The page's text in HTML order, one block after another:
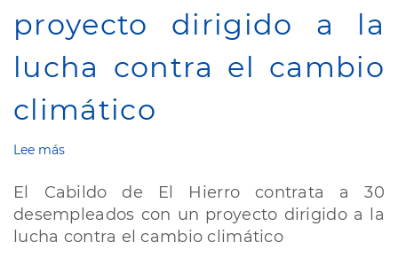
proyecto dirigido a la
lucha contra el cambio
climático
Lee más
de
El
Hierro
contrata
El Cabildo de El Hierro contrata a 30
desempleados con un proyecto dirigido a la
lucha contra el cambio climático